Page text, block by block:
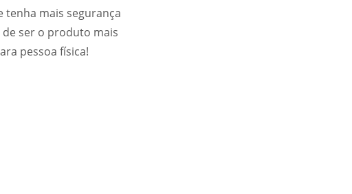
tenha mais segurança
ser o produto mais
pessoa física!